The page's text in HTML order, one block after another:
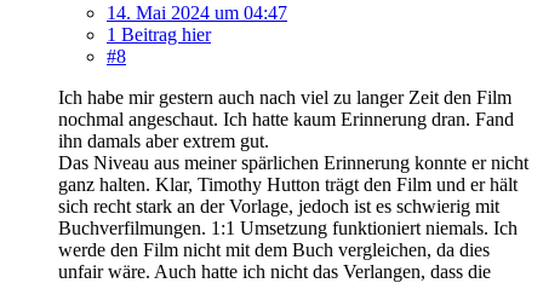
14. Mai 2024 um 04:47
1 Beitrag hier
#8
Ich habe mir gestern auch nach viel zu langer Zeit den Film
nochmal angeschaut. Ich hatte kaum Erinnerung dran. Fand
ihn damals aber extrem gut.
Das Niveau aus meiner spärlichen Erinnerung konnte er nicht
ganz halten. Klar, Timothy Hutton trägt den Film und er hält
sich recht stark an der Vorlage, jedoch ist es schwierig mit
Buchverfilmungen. 1:1 Umsetzung funktioniert niemals. Ich
werde den Film nicht mit dem Buch vergleichen, da dies
unfair wäre. Auch hatte ich nicht das Verlangen, dass die